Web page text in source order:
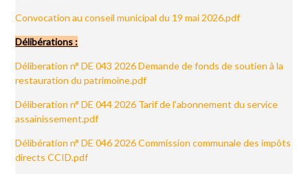
Convocation au conseil municipal du 19 mai 2026.pdf
Délibérations :
Déliberation n° DE 043 2026 Demande de fonds de soutien à la
restauration du patrimoine.pdf
Déliberation n° DE 044 2026 Tarif de l'abonnement du service
assainissement.pdf
Délibération n° DE 046 2026 Commission communale des impôts
directs CCID.pdf